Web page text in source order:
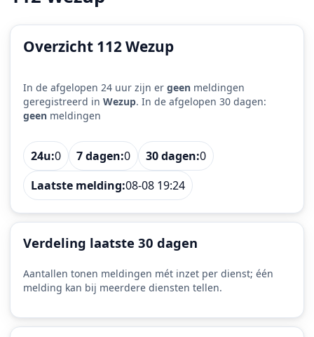
Overzicht 112 Wezup
In de afgelopen 24 uur zijn er geen meldingen
geregistreerd in Wezup. In de afgelopen 30 dagen:
geen meldingen
24u:0 7 dagen:0 30 dagen:0
Laatste melding:08-08 19:24
Verdeling laatste 30 dagen
Aantallen tonen meldingen mét inzet per dienst; één
melding kan bij meerdere diensten tellen.